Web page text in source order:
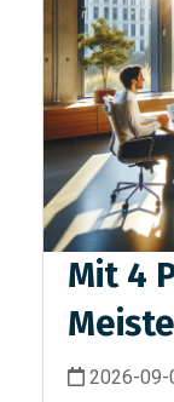
Mit 4
2026-09-